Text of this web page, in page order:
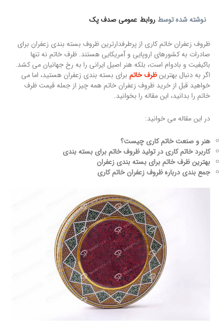
نوشته شده توسطروابط عمومی صدف پک
ظروف زعفران خاتم کاری از پرطرفدارترین ظروف بسته بندی زعفران برای
صادرات به کشورهای اروپایی و آمریکایی هستند. ظرف خاتم نه تنها
باکیفیت و بادوام است، بلکه هنر اصیل ایرانی را به رخ جهانیان می کشد.
اگر به دنبال بهترینظرف خاتم برای بسته بندی زعفران هستید، اما می
خواهید قبل از خرید ظروف زعفران خاتم همه چیز از جمله قیمت ظرف
خاتم را بدانید، این مقاله را بخوانید.
در این مقاله می خوانید:
هنر و صنعت خاتم کاری چیست؟
کاربرد خاتم کاری در تولید ظروف خاتم برای بسته بندی
بهترین ظرف خاتم برای بسته بندی زعفران
جمع بندی درباره ظروف زعفران خاتم کاری